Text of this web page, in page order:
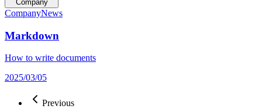
Company
CompanyNews
Markdown
How to write documents
2025/03/05
Previous